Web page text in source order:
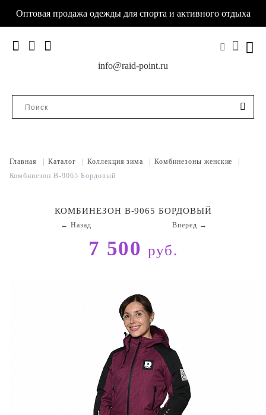
Оптовая продажа одежды для спорта и активного отдыха
info@raid-point.ru
Главная Каталог Коллекция зима Комбинезоны женские
Комбинезон B-9065 Бордовый
КОМБИНЕЗОН B-9065 БОРДОВЫЙ
← Назад Вперед →
7 500руб.